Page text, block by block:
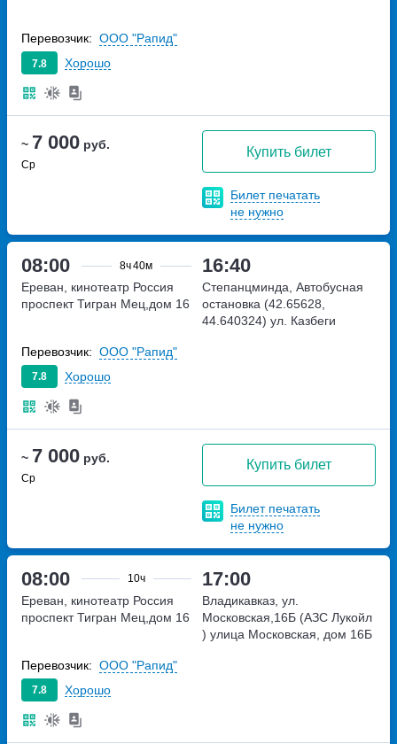
~ 7 000 руб.
Ср
Купить билет
Билет печатать
не нужно
7.8 Хорошо
Перевозчик: ООО "Рапид"
08:00 8ч40м 16:40
~ 7 000 руб.
Ср
Купить билет
Билет печатать
не нужно
Ереван, кинотеатр Россия
проспект Тигран Мец,дом 16
Степанцминда, Автобусная
остановка (42.65628,
44.640324) ул. Казбеги
7.8 Хорошо
Перевозчик: ООО "Рапид"
08:00 10ч 17:00
Ереван, кинотеатр Россия
проспект Тигран Мец,дом 16
Владикавказ, ул.
Московская,16Б (АЗС Лукойл
) улица Московская, дом 16Б
7.8 Хорошо
Перевозчик: ООО "Рапид"